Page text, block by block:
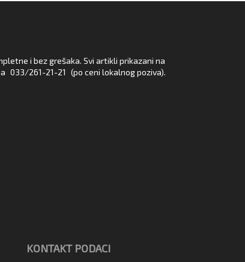
i bez grešaka. Svi artikli prikazani na
033/261-21-21 (po ceni lokalnog poziva).
KONTAKT PODACI